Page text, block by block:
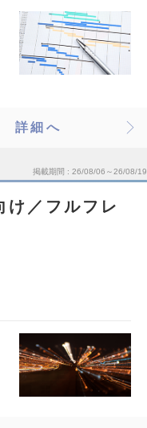
詳細へ
掲載期間 26/08/06～26/08/19
け／フルフレ